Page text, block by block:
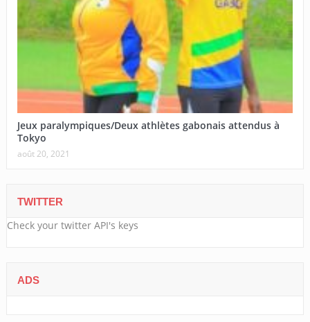
Jeux paralympiques/Deux athlètes gabonais attendus à
Tokyo
août 20, 2021
TWITTER
Check your twitter API's keys
ADS